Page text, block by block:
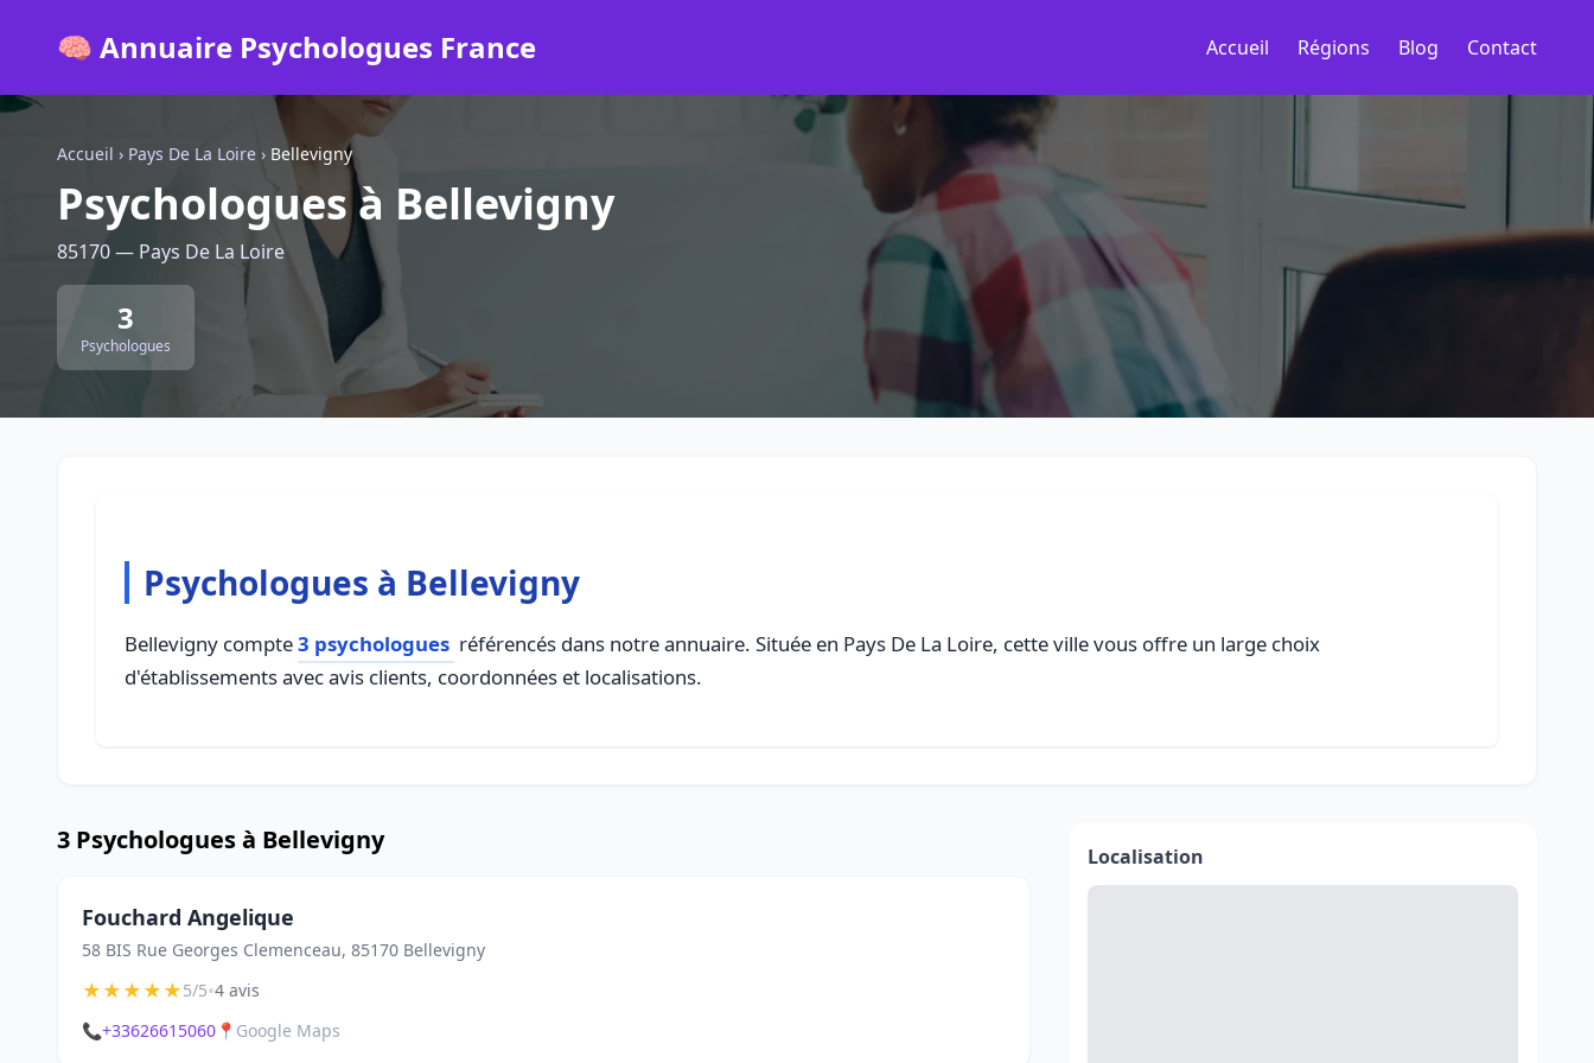
🧠 Annuaire Psychologues France Accueil Régions Blog Contact
Accueil › Pays De La Loire › Bellevigny
Psychologues à Bellevigny
85170 — Pays De La Loire
3
Psychologues
Psychologues à Bellevigny
Bellevigny compte3 psychologues référencés dans notre annuaire. Située en Pays De La Loire, cette ville vous offre un large choix
d'établissements avec avis clients, coordonnées et localisations.
3 Psychologues à Bellevigny
Fouchard Angelique
58 BIS Rue Georges Clemenceau, 85170 Bellevigny
★★★★★5/5•4 avis
📞+33626615060 📍 Google Maps
Localisation